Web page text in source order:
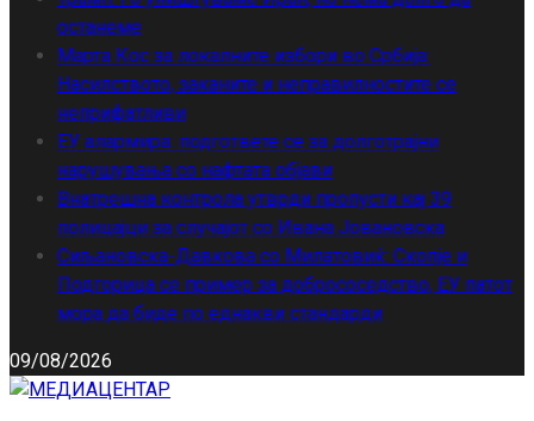
останеме
Марта Кос за локалните избори во Србија:
Насилството, заканите и неправилностите се
неприфатливи
ЕУ алармира: подгответе се за долготрајни
нарушувања со нафтата објави
Внатрешна контрола утврди пропусти кај 39
полицајци за случајот со Ивана Јовановска
Сиљановска-Давкова со Милатовиќ: Скопје и
Подгорица се пример за добрососедство, ЕУ патот
мора да биде по еднакви стандарди
09/08/2026